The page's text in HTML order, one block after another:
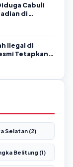
Cabuli
di
Ilegal di
Tetapkan 4
Selatan (2)
Belitung (1)